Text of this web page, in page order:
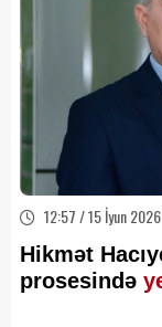
12:57 / 15 İyun 2026
Hikmət
prosesində